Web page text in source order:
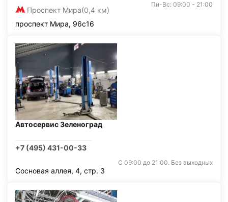
Проспект Мира(0,4 км)
Пн-Вс: 09:00 - 21:00
проспект Мира, 96с16
Автосервис Зеленоград
+7 (495) 431-00-33
С 09:00 до 21:00. Без выходных
Сосновая аллея, 4, стр. 3